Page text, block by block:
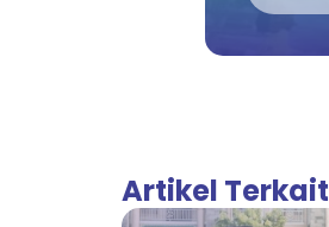
Artikel Terkait